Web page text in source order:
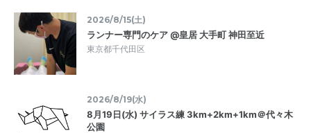
2026/8/15(土)
ランナー専門のケア @皇居 大手町 神田至近
東京都千代田区
2026/8/19(水)
8月19日(水) サイラス練 3km+2km+1km＠代々木
公園